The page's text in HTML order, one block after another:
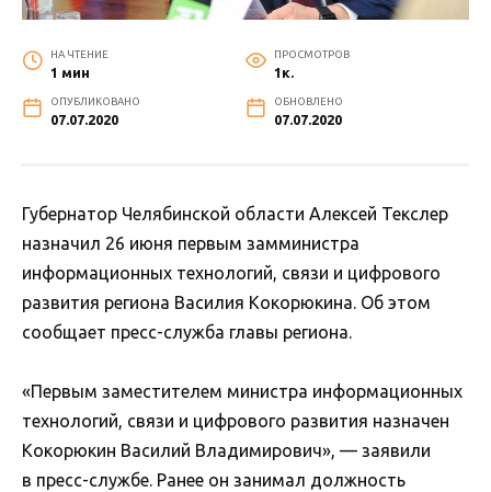
НА ЧТЕНИЕ
1 мин
ПРОСМОТРОВ
1к.
ОПУБЛИКОВАНО
07.07.2020
ОБНОВЛЕНО
07.07.2020
Губернатор Челябинской области Алексей Текслер
назначил 26 июня первым замминистра
информационных технологий, связи и цифрового
развития региона Василия Кокорюкина. Об этом
сообщает пресс-служба главы региона.
«Первым заместителем министра информационных
технологий, связи и цифрового развития назначен
Кокорюкин Василий Владимирович», — заявили
в пресс-службе. Ранее он занимал должность